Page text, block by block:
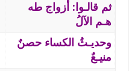
ثم قالـوا: أزواج طه
هـم الآلُ
وحديـثُ الكساء حصنٌ
منيـعٌ